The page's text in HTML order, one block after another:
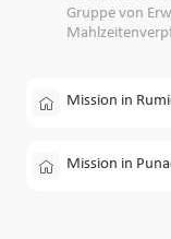
Gruppe von
Mission in
Mission in